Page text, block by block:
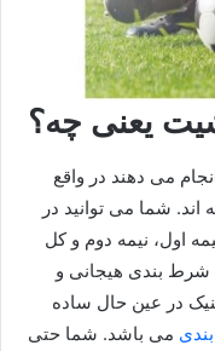
یعنی چه؟
می دهند در واقع
اند. شما می توانید در
اول، نیمه دوم و کل
شرط بندی هیجانی و
در عین حال ساده
می باشد. شما حتی